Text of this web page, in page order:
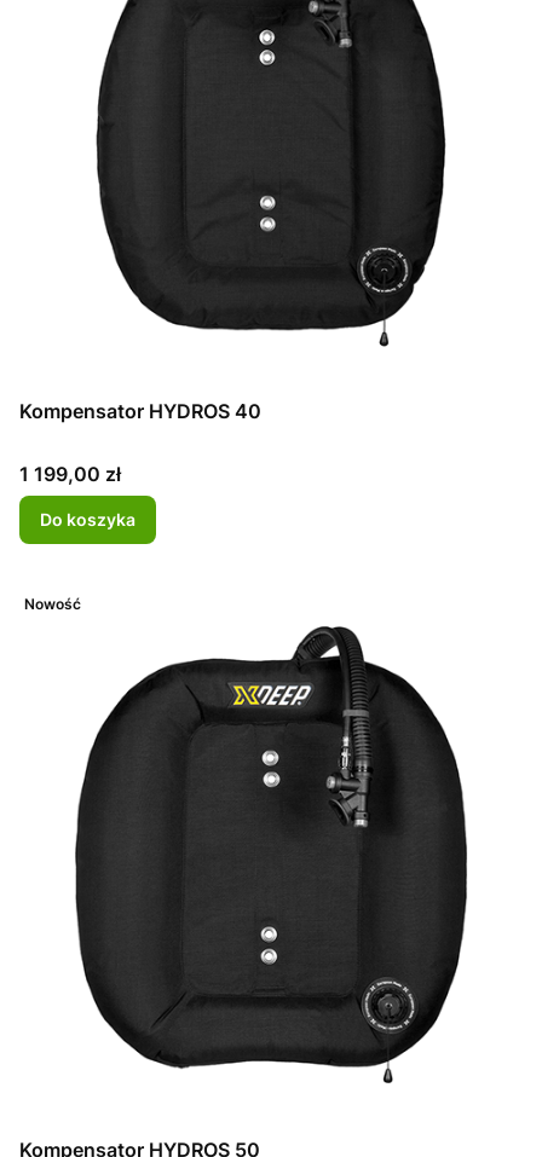
Kompensator HYDROS 40
Cena
1 199,00 zł
Do koszyka
Nowość
Kompensator HYDROS 50